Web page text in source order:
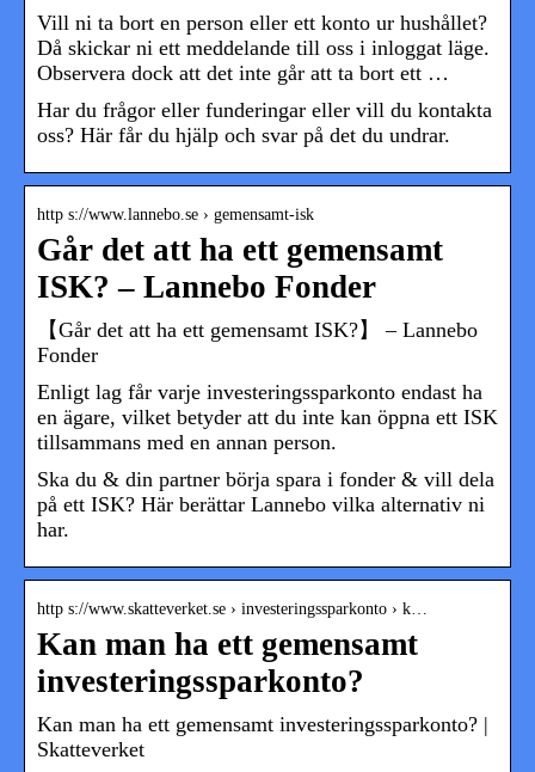
Vill ni ta bort en person eller ett konto ur hushållet?
Då skickar ni ett meddelande till oss i inloggat läge.
Observera dock att det inte går att ta bort ett …
Har du frågor eller funderingar eller vill du kontakta
oss? Här får du hjälp och svar på det du undrar.
http s://www.lannebo.se › gemensamt-isk
Går det att ha ett gemensamt
ISK? – Lannebo Fonder
【Går det att ha ett gemensamt ISK?】 – Lannebo
Fonder
Enligt lag får varje investeringssparkonto endast ha
en ägare, vilket betyder att du inte kan öppna ett ISK
tillsammans med en annan person.
Ska du & din partner börja spara i fonder & vill dela
på ett ISK? Här berättar Lannebo vilka alternativ ni
har.
http s://www.skatteverket.se › investeringssparkonto › k…
Kan man ha ett gemensamt
investeringssparkonto?
Kan man ha ett gemensamt investeringssparkonto? |
Skatteverket